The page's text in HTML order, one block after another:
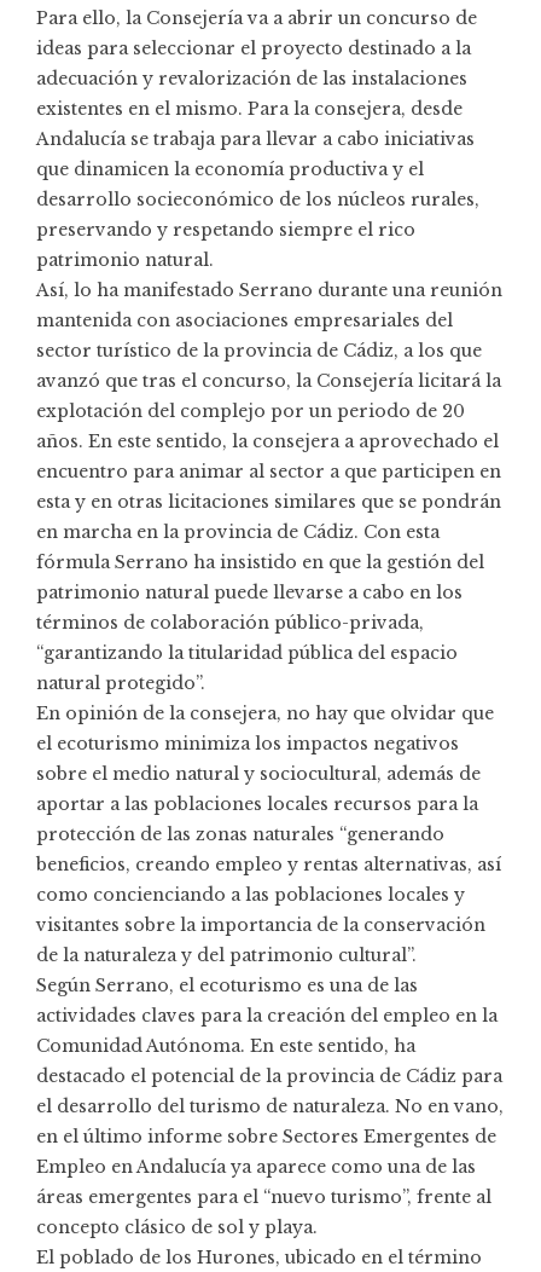
Para ello, la Consejería va a abrir un concurso de
ideas para seleccionar el proyecto destinado a la
adecuación y revalorización de las instalaciones
existentes en el mismo. Para la consejera, desde
Andalucía se trabaja para llevar a cabo iniciativas
que dinamicen la economía productiva y el
desarrollo socieconómico de los núcleos rurales,
preservando y respetando siempre el rico
patrimonio natural.
Así, lo ha manifestado Serrano durante una reunión
mantenida con asociaciones empresariales del
sector turístico de la provincia de Cádiz, a los que
avanzó que tras el concurso, la Consejería licitará la
explotación del complejo por un periodo de 20
años. En este sentido, la consejera a aprovechado el
encuentro para animar al sector a que participen en
esta y en otras licitaciones similares que se pondrán
en marcha en la provincia de Cádiz. Con esta
fórmula Serrano ha insistido en que la gestión del
patrimonio natural puede llevarse a cabo en los
términos de colaboración público-privada,
“garantizando la titularidad pública del espacio
natural protegido”.
En opinión de la consejera, no hay que olvidar que
el ecoturismo minimiza los impactos negativos
sobre el medio natural y sociocultural, además de
aportar a las poblaciones locales recursos para la
protección de las zonas naturales “generando
beneficios, creando empleo y rentas alternativas, así
como concienciando a las poblaciones locales y
visitantes sobre la importancia de la conservación
de la naturaleza y del patrimonio cultural”.
Según Serrano, el ecoturismo es una de las
actividades claves para la creación del empleo en la
Comunidad Autónoma. En este sentido, ha
destacado el potencial de la provincia de Cádiz para
el desarrollo del turismo de naturaleza. No en vano,
en el último informe sobre Sectores Emergentes de
Empleo en Andalucía ya aparece como una de las
áreas emergentes para el “nuevo turismo”, frente al
concepto clásico de sol y playa.
El poblado de los Hurones, ubicado en el término